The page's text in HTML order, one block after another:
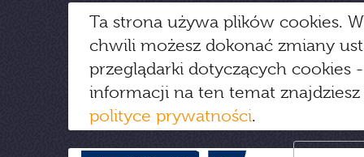
Ta strona używa plików cookies.
chwili możesz dokonać zmiany
przeglądarki dotyczących cookies
informacji na ten temat
polityce prywatności.